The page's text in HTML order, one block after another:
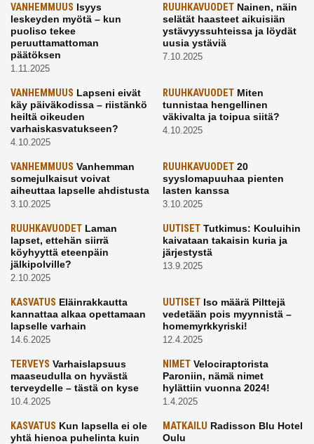
VANHEMMUUS Isyys
leskeyden myötä – kun
puoliso tekee
peruuttamattoman
päätöksen
1.11.2025
RUUHKAVUODETNainen, näin
selätät haasteet aikuisiän
ystävyyssuhteissa ja löydät
uusia ystäviä
7.10.2025
VANHEMMUUS Lapseni eivät
käy päiväkodissa – riistänkö
heiltä oikeuden
varhaiskasvatukseen?
4.10.2025
RUUHKAVUODETMiten
tunnistaa hengellinen
väkivalta ja toipua siitä?
4.10.2025
VANHEMMUUS Vanhemman
somejulkaisut voivat
aiheuttaa lapselle ahdistusta
3.10.2025
RUUHKAVUODET20
syyslomapuuhaa pienten
lasten kanssa
3.10.2025
RUUHKAVUODET Laman
lapset, ettehän siirrä
köyhyyttä eteenpäin
jälkipolville?
2.10.2025
UUTISETTutkimus: Kouluihin
kaivataan takaisin kuria ja
järjestystä
13.9.2025
KASVATUS Eläinrakkautta
kannattaa alkaa opettamaan
lapselle varhain
14.6.2025
UUTISETIso määrä Pilttejä
vedetään pois myynnistä –
homemyrkkyriski!
12.4.2025
TERVEYS Varhaislapsuus
maaseudulla on hyvästä
terveydelle – tästä on kyse
10.4.2025
NIMETVelociraptorista
Paroniin, nämä nimet
hylättiin vuonna 2024!
1.4.2025
KASVATUS Kun lapsella ei ole
yhtä hienoa puhelinta kuin
MATKAILU Radisson Blu Hotel
Oulu